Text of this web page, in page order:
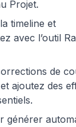
Projet.
timeline et
avec l’outil
de
ajoutez des
générer